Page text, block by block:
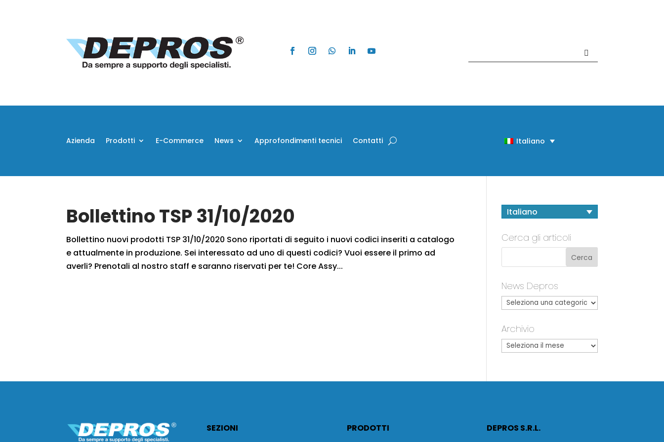
Azienda Prodotti E-Commerce News Approfondimenti tecnici Contatti Italiano
Bollettino TSP 31/10/2020
Bollettino nuovi prodotti TSP 31/10/2020 Sono riportati di seguito i nuovi codici inseriti a catalogo
e attualmente in produzione. Sei interessato ad uno di questi codici? Vuoi essere il primo ad
averli? Prenotali al nostro staff e saranno riservati per te! Core Assy...
Italiano
Cerca gli articoli
News Depros
Archivio
SEZIONI
PRODOTTI
DEPROS S.R.L.